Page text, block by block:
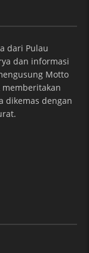
dari Pulau
dan informasi
Motto
memberitakan
dikemas dengan